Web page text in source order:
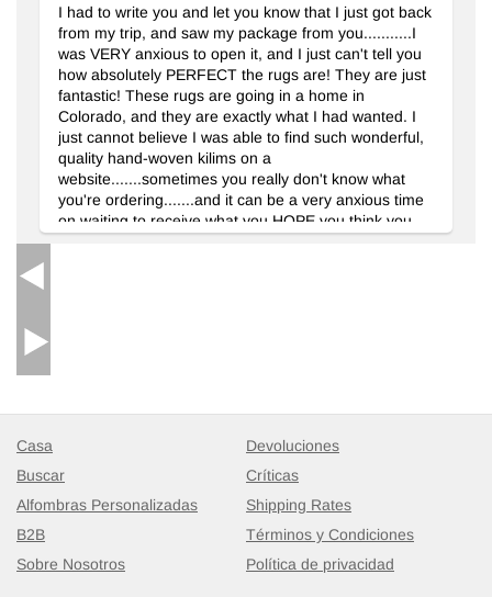
I had to write you and let you know that I just got back
from my trip, and saw my package from you...........I
was VERY anxious to open it, and I just can't tell you
how absolutely PERFECT the rugs are! They are just
fantastic! These rugs are going in a home in
Colorado, and they are exactly what I had wanted. I
just cannot believe I was able to find such wonderful,
quality hand-woven kilims on a
website.......sometimes you really don't know what
you're ordering.......and it can be a very anxious time
on waiting to receive what you HOPE you think you
should be getting. Please let your weavers know they
Casa
Buscar
Alfombras Personalizadas
B2B
Sobre Nosotros
Devoluciones
Críticas
Shipping Rates
Términos y Condiciones
Política de privacidad